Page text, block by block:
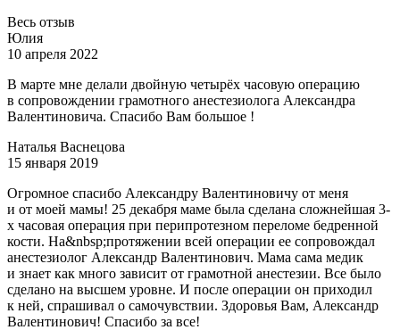
Весь отзыв
Юлия
10 апреля 2022
В марте мне делали двойную четырёх часовую операцию
в сопровождении грамотного анестезиолога Александра
Валентиновича. Спасибо Вам большое !
Наталья Васнецова
15 января 2019
Огромное спасибо Александру Валентиновичу от меня
и от моей мамы! 25 декабря маме была сделана сложнейшая 3-
х часовая операция при перипротезном переломе бедренной
кости. На&nbsp;протяжении всей операции ее сопровождал
анестезиолог Александр Валентинович. Мама сама медик
и знает как много зависит от грамотной анестезии. Все было
сделано на высшем уровне. И после операции он приходил
к ней, спрашивал о самочувствии. Здоровья Вам, Александр
Валентинович! Спасибо за все!